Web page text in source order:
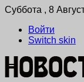
Суббота , 8
Войти
Switch skin